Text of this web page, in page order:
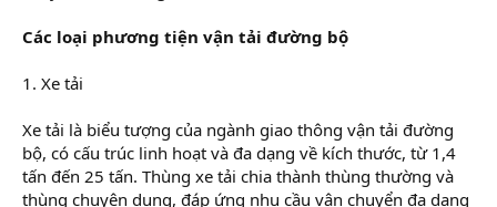
Các loại phương tiện vận tải đường bộ
1. Xe tải
Xe tải là biểu tượng của ngành giao thông vận tải đường
bộ, có cấu trúc linh hoạt và đa dạng về kích thước, từ 1,4
tấn đến 25 tấn. Thùng xe tải chia thành thùng thường và
thùng chuyên dụng, đáp ứng nhu cầu vận chuyển đa dạng